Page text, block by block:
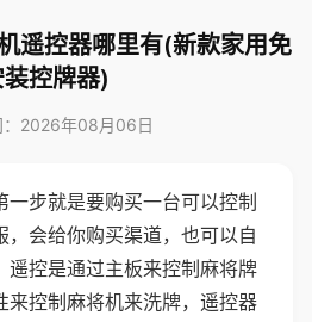
遥控器哪里有(新款家用免
装控牌器)
：2026年08月06日
一步就是要购买一台可以控制
，会给你购买渠道，也可以自
遥控是通过主板来控制麻将牌
来控制麻将机来洗牌，遥控器